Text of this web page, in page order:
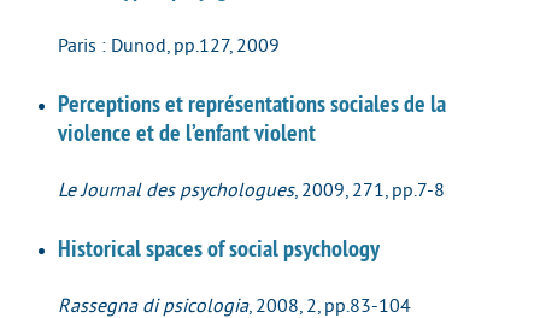
Paris : Dunod, pp.127, 2009
Perceptions et représentations sociales de la
violence et de l’enfant violent
Le Journal des psychologues, 2009, 271, pp.7-8
Historical spaces of social psychology
Rassegna di psicologia, 2008, 2, pp.83-104